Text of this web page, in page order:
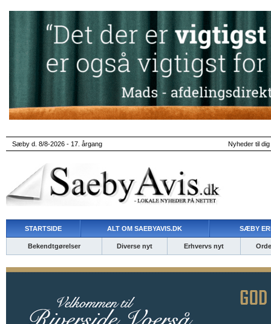
Sæby d. 8/8-2026 - 17. årgang Nyheder til
STARTSIDE ALT OM SAEBYAVIS.DK SÆBY
Bekendtgørelser Diverse nyt Erhvervs nyt